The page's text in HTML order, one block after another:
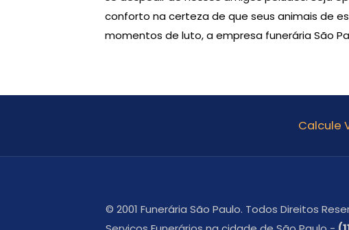
conforto na certeza de que seus animais de
momentos de luto, a empresa funerária São
Calcule
© 2001 Funerária São Paulo. Todos Direitos